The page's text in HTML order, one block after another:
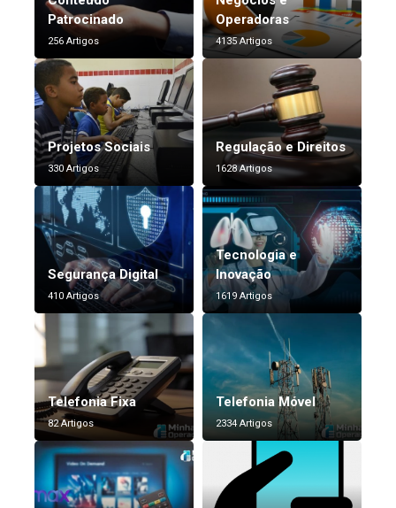
Patrocinado
256 Artigos
Operadoras
4135 Artigos
Projetos Sociais
330 Artigos
Regulação e Direitos
1628 Artigos
Segurança Digital
410 Artigos
Tecnologia e
Inovação
1619 Artigos
Telefonia Fixa
82 Artigos
Telefonia Móvel
2334 Artigos